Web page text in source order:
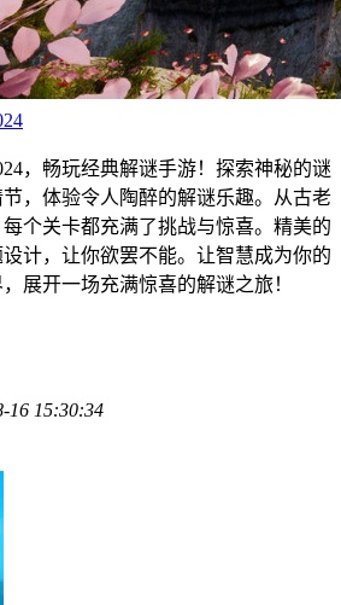
，畅玩经典解谜手游！探索神秘的谜
，体验令人陶醉的解谜乐趣。从古老
个关卡都充满了挑战与惊喜。精美的
计，让你欲罢不能。让智慧成为你的
展开一场充满惊喜的解谜之旅！
16 15:30:34